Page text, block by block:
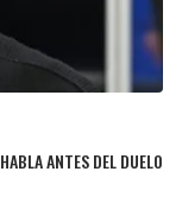
ANTES DEL DUELO